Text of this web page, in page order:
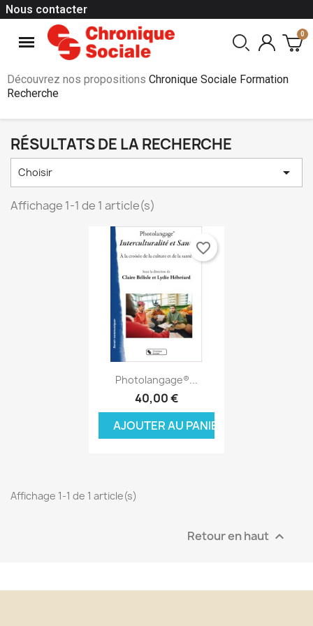
Nous contacter
Découvrez nos propositions Chronique Sociale Formation
Recherche
RÉSULTATS DE LA RECHERCHE
Choisir 
Affichage 1-1 de 1 article(s)
Aperçu rapide
Photolangage®...
40,00 €
AJOUTER AU PANIER
favorite_border
Affichage 1-1 de 1 article(s)
Retour en haut 